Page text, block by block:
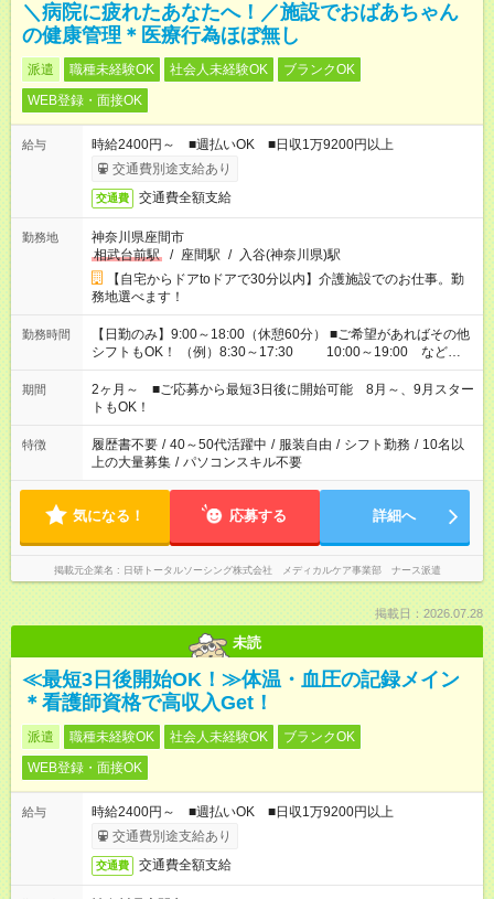
＼病院に疲れたあなたへ！／施設でおばあちゃん
の健康管理＊医療行為ほぼ無し
派遣 職種未経験OK 社会人未経験OK
ブランクOK
WEB登録・面接OK
給与
時給2400円～ ■週払いOK ■日収1万9200円以上
交通費別途支給あり
交通費 交通費全額支給
勤務地
神奈川県座間市
相武台前駅
/ 座間駅 / 入谷(神奈川県)駅
【自宅からドアtoドアで30分以内】介護施設でのお仕事。勤
務地選べます！
勤務時間
【日勤のみ】9:00～18:00（休憩60分） ■ご希望があればその他
シフトもOK！ （例）8:30～17:30 10:00～19:00 など
「家族とお休みを合わせたい」 「できれば残業はしたくない」
など、あなたのご希望に沿ったお仕事をご紹介します！ ※Wワ
ーク希望の方へ 今ご覧のお仕事で希望する勤務時間と、もう1つ
のお仕事の勤務時間。 合計で週40時間を超える場合は応募でき
ません
期間
2ヶ月～ ■ご応募から最短3日後に開始可能 8月～、9月スター
トもOK！
特徴 履歴書不要 / 40～50代活躍中 / 服装自由 / シフト勤務 / 10名以
上の大量募集 / パソコンスキル不要
気になる！ 応募する 詳細へ
掲載元企業名 日研トータルソーシング株式会社 メディカルケア事業部 ナース派遣
掲載日：2026.07.28
未読
≪最短3日後開始OK！≫体温・血圧の記録メイン
＊看護師資格で高収入Get！
派遣 職種未経験OK 社会人未経験OK
ブランクOK
WEB登録・面接OK
給与
時給2400円～ ■週払いOK ■日収1万9200円以上
交通費別途支給あり
交通費 交通費全額支給